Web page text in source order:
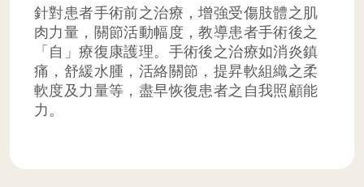
針對患者手術前之治療，增強受傷肢體之肌
肉力量，關節活動幅度，教導患者手術後之
「自」療復康護理。手術後之治療如消炎鎮
痛，舒緩水腫，活絡關節，提昇軟組織之柔
軟度及力量等，盡早恢復患者之自我照顧能
力。